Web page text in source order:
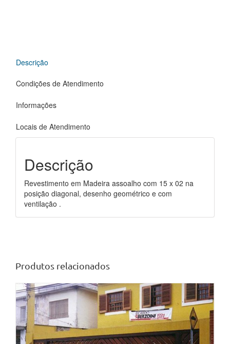
Descrição
Condições de Atendimento
Informações
Locais de Atendimento
Descrição
Revestimento em Madeira assoalho com 15 x 02 na
posição diagonal, desenho geométrico e com
ventilação .
Produtos relacionados